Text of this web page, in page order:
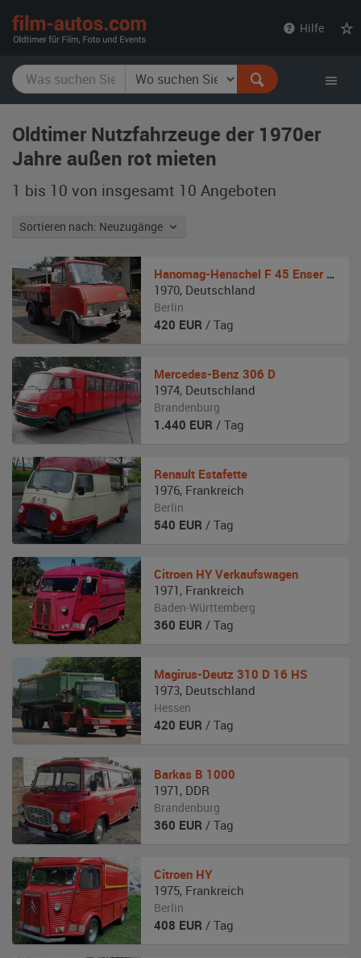
Hilfe
Oldtimer Nutzfahrzeuge der 1970er
Jahre außen rot mieten
1 bis 10 von insgesamt 10 Angeboten
Sortieren nach: Neuzugänge
Hanomag-Henschel F 45 Enser Zugmaschine
1970, Deutschland
Berlin
420 EUR / Tag
Mercedes-Benz 306 D
1974, Deutschland
Brandenburg
1.440 EUR / Tag
Renault Estafette
1976, Frankreich
Berlin
540 EUR / Tag
Citroen HY Verkaufswagen
1971 , Frankreich
Baden-Württemberg
360 EUR / Tag
Magirus-Deutz 310 D 16 HS
1973, Deutschland
Hessen
420 EUR / Tag
Barkas B 1000
1971 , DDR
Brandenburg
360 EUR / Tag
Citroen HY
1975, Frankreich
Berlin
408 EUR / Tag